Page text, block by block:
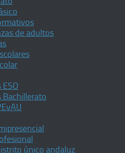
de adultos
Bachillerato
único andaluz